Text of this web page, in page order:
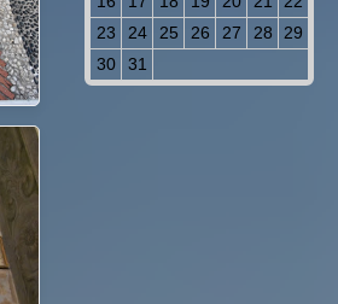
23
24 25 26 27 28
29
30
31